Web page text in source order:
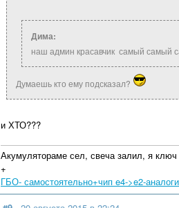
Дима:
наш админ красавчик самый самый
Думаешь кто ему подсказал?
и ХТО???
Акумулятораме сел, свеча залил, я
+
ГБО- самостоятельно+чип e4->e2-